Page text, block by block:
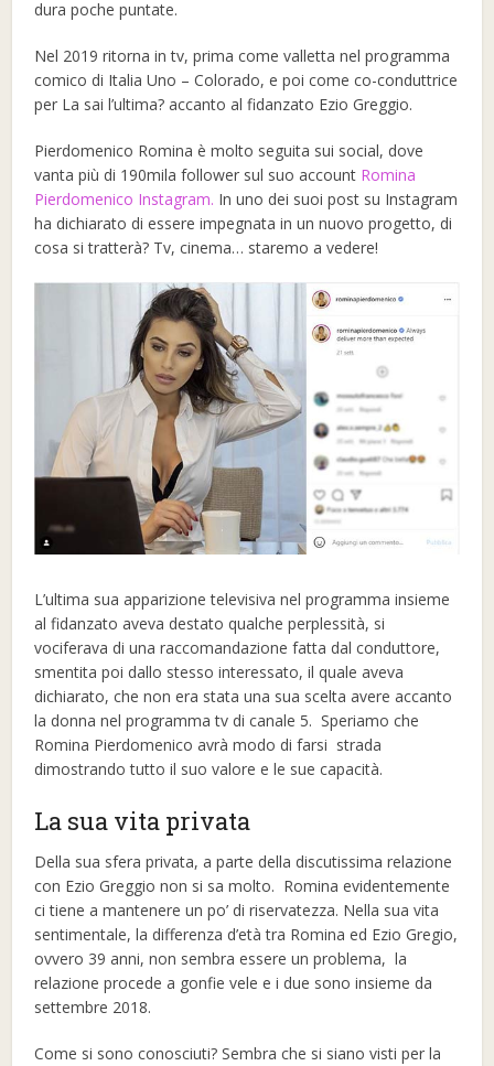
dura poche puntate.
Nel 2019 ritorna in tv, prima come valletta nel programma
comico di Italia Uno – Colorado, e poi come co-conduttrice
per La sai l’ultima? accanto al fidanzato Ezio Greggio.
Pierdomenico Romina è molto seguita sui social, dove
vanta più di 190mila follower sul suo account Romina
Pierdomenico Instagram. In uno dei suoi post su Instagram
ha dichiarato di essere impegnata in un nuovo progetto, di
cosa si tratterà? Tv, cinema… staremo a vedere!
L’ultima sua apparizione televisiva nel programma insieme
al fidanzato aveva destato qualche perplessità, si
vociferava di una raccomandazione fatta dal conduttore,
smentita poi dallo stesso interessato, il quale aveva
dichiarato, che non era stata una sua scelta avere accanto
la donna nel programma tv di canale 5. Speriamo che
Romina Pierdomenico avrà modo di farsi strada
dimostrando tutto il suo valore e le sue capacità.
La sua vita privata
Della sua sfera privata, a parte della discutissima relazione
con Ezio Greggio non si sa molto. Romina evidentemente
ci tiene a mantenere un po’ di riservatezza. Nella sua vita
sentimentale, la differenza d’età tra Romina ed Ezio Gregio,
ovvero 39 anni, non sembra essere un problema, la
relazione procede a gonfie vele e i due sono insieme da
settembre 2018.
Come si sono conosciuti? Sembra che si siano visti per la